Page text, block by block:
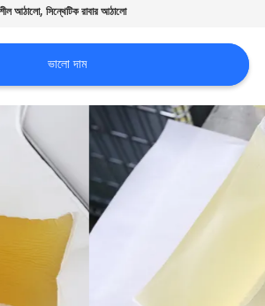
আঠালো,সিন্থেটিক রাবার আঠালো
ভালো দাম